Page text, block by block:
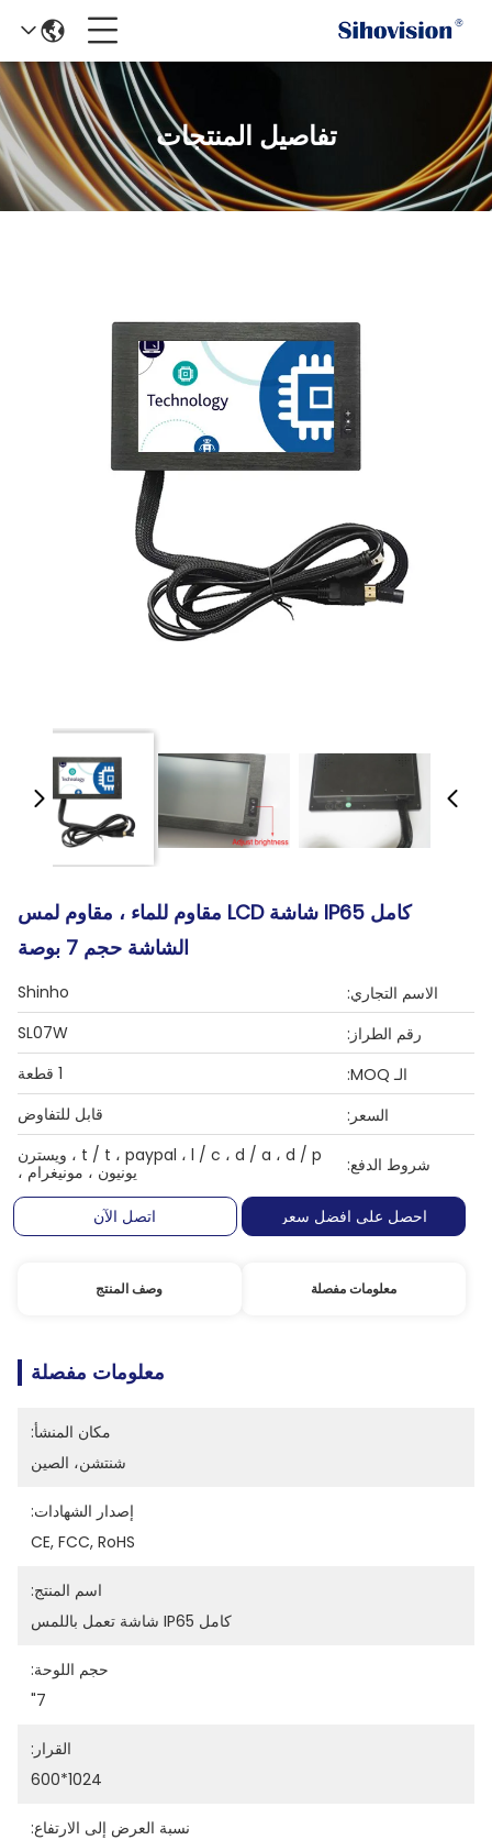
تفاصيل المنتجات
كامل IP65 شاشة LCD مقاوم للماء ، مقاوم لمس
الشاشة حجم 7 بوصة
الاسم التجاري:
Shinho
رقم الطراز:
SL07W
الـ MOQ:
1 قطعة
السعر:
قابل للتفاوض
شروط الدفع:
t / t ، paypal ، l / c ، d / a ، d / p ، ويسترن
يونيون ، مونيغرام ،
احصل على افضل سعر
اتصل الآن
معلومات مفصلة وصف المنتج
معلومات مفصلة
مكان المنشأ:
شنتشن، الصين
إصدار الشهادات:
CE, FCC, RoHS
اسم المنتج:
كامل IP65 شاشة تعمل باللمس
حجم اللوحة:
7"
القرار:
1024*600
نسبة العرض إلى الارتفاع: